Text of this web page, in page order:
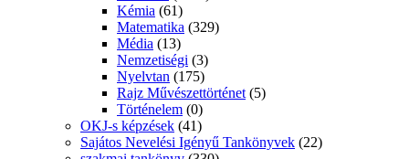
Kémia (61)
Matematika (329)
Média (13)
Nemzetiségi (3)
Nyelvtan (175)
Rajz Művészettörténet (5)
Történelem (0)
OKJ-s képzések (41)
Sajátos Nevelési Igényű Tankönyvek (22)